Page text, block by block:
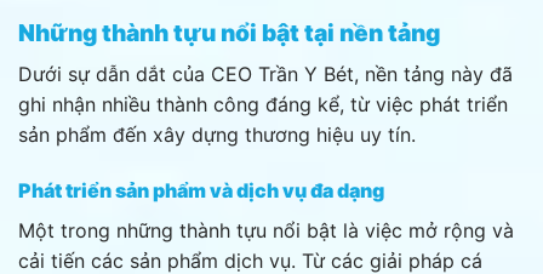
Những thành tựu nổi bật tại nền tảng
Dưới sự dẫn dắt của CEO Trần Y Bét, nền tảng này đã
ghi nhận nhiều thành công đáng kể, từ việc phát triển
sản phẩm đến xây dựng thương hiệu uy tín.
Phát triển sản phẩm và dịch vụ đa dạng
Một trong những thành tựu nổi bật là việc mở rộng và
cải tiến các sản phẩm dịch vụ. Từ các giải pháp cá